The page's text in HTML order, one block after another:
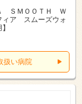
ＳＭＯＯＴＨ Ｗ
ィア スムーズウォ
扱い病院